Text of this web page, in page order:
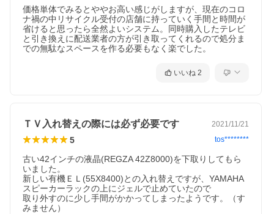
価格単体でみるとややお高い感じがしますが、現在のコロ
ナ禍の中リサイクル受付の店舗に持っていく手間と時間が
省けると思ったら全然よいシステム。同時購入したテレビ
と引き換えに配送業者の方が引き取ってくれるので処分ま
での無駄なスペースを作る必要もなく楽でした。
いいね 2
ＴＶ入れ替えの際には必ず必要です 2021/11/21
5 tos********
古い42インチの液晶(REGZA 42Z8000)を下取りしてもら
いました。
新しい有機ＥＬ(55X8400)との入れ替えですが、YAMAHA
スピーカーラックの上にジェルで止めていたので
取り外すのに少し手間がかかってしまったようです。（す
みません）